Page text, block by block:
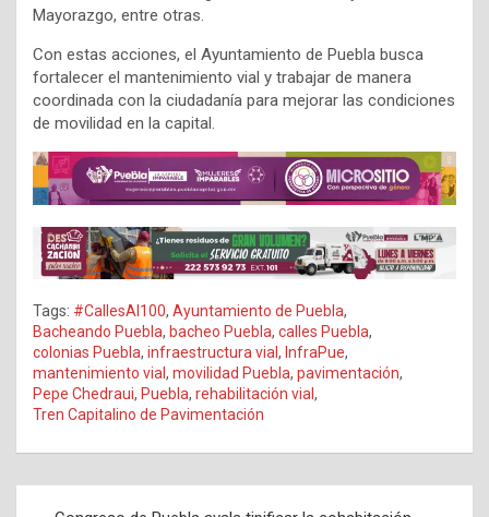
Mayorazgo, entre otras.
Con estas acciones, el Ayuntamiento de Puebla busca
fortalecer el mantenimiento vial y trabajar de manera
coordinada con la ciudadanía para mejorar las condiciones
de movilidad en la capital.
Tags: #CallesAl100, Ayuntamiento de Puebla,
Bacheando Puebla, bacheo Puebla, calles Puebla,
colonias Puebla, infraestructura vial, InfraPue,
mantenimiento vial, movilidad Puebla, pavimentación,
Pepe Chedraui, Puebla, rehabilitación vial,
Tren Capitalino de Pavimentación